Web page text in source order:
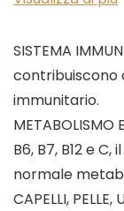
SISTEMA
contribuiscono
immunitario.
METABOLISMO
B6, B7, B12 e
normale
CAPELLI,